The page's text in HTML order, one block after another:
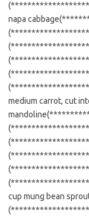
napa
medium carrot, cut
cup mung bean